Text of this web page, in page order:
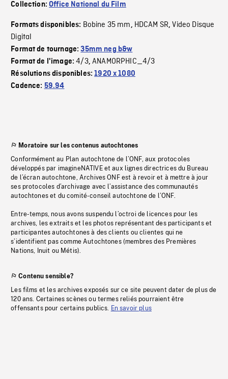
Collection:Office National du Film
Formats disponibles: Bobine 35 mm, HDCAM SR,Video Disque
Digital
Format de tournage:35mm neg b&w
Format de l'image:4/3,ANAMORPHIC_4/3
Résolutions disponibles:1920 x 1080
Cadence: 59.94
Moratoire sur les contenus autochtones
Conformément au Plan autochtone de l’ONF, aux protocoles
développés par imagineNATIVE et aux lignes directrices du Bureau
de l’écran autochtone, Archives ONF est à revoir et à mettre à jour
ses protocoles d’archivage avec l’assistance des communautés
autochtones et du comité-conseil autochtone de l’ONF.
Entre-temps, nous avons suspendu l’octroi de licences pour les
archives, les extraits et les photos représentant des participants et
participantes autochtones à des clients ou clientes qui ne
s’identifient pas comme Autochtones (membres des Premières
Nations, Inuit ou Métis).
Contenu sensible?
Les films et les archives exposés sur ce site peuvent dater de plus de
120 ans. Certaines scènes ou termes reliés pourraient être
offensants pour certains publics. En savoir plus